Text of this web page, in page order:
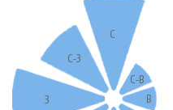
С
С-В
В
З
С-З